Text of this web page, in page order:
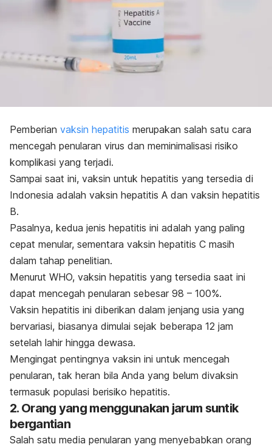
Pemberian vaksin hepatitis merupakan salah satu cara
mencegah penularan virus dan meminimalisasi risiko
komplikasi yang terjadi.
Sampai saat ini, vaksin untuk hepatitis yang tersedia di
Indonesia adalah vaksin hepatitis A dan vaksin hepatitis
B.
Pasalnya, kedua jenis hepatitis ini adalah yang paling
cepat menular, sementara vaksin hepatitis C masih
dalam tahap penelitian.
Menurut WHO, vaksin hepatitis yang tersedia saat ini
dapat mencegah penularan sebesar 98 – 100%.
Vaksin hepatitis ini diberikan dalam jenjang usia yang
bervariasi, biasanya dimulai sejak beberapa 12 jam
setelah lahir hingga dewasa.
Mengingat pentingnya vaksin ini untuk mencegah
penularan, tak heran bila Anda yang belum divaksin
termasuk populasi berisiko hepatitis.
2. Orang yang menggunakan jarum suntik
bergantian
Salah satu media penularan yang menyebabkan orang